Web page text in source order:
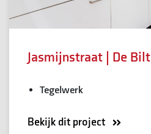
Jasmijnstraat | De Bilt
Tegelwerk
Bekijk dit project